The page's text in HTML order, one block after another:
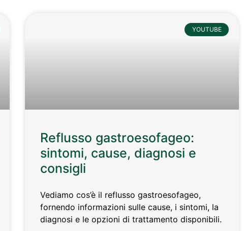
YOUTUBE
Reflusso gastroesofageo:
sintomi, cause, diagnosi e
consigli
Vediamo cos’è il reflusso gastroesofageo,
fornendo informazioni sulle cause, i sintomi, la
diagnosi e le opzioni di trattamento disponibili.